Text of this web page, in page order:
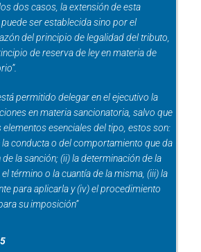
dos casos, la extensión de esta
ser establecida sino por el
del principio de legalidad del tributo,
de reserva de ley en materia de
permitido delegar en el ejecutivo la
en materia sancionatoria, salvo que
elementos esenciales del tipo, estos son:
conducta o del comportamiento que da
la sanción; (ii) la determinación de la
término o la cuantía de la misma, (iii) la
para aplicarla y (iv) el procedimiento
su imposición”